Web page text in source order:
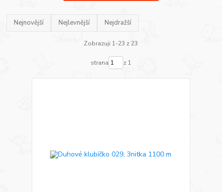
Nejnovější Nejlevnější Nejdražší
Zobrazuji 1-23 z 23
strana z 1